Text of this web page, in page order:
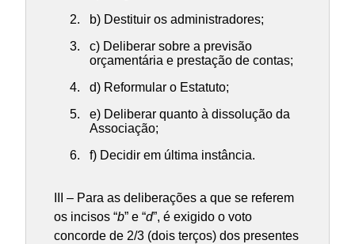
b) Destituir os administradores;
c) Deliberar sobre a previsão
orçamentária e prestação de contas;
d) Reformular o Estatuto;
e) Deliberar quanto à dissolução da
Associação;
f) Decidir em última instância.
III – Para as deliberações a que se referem
os incisos “b” e “d”, é exigido o voto
concorde de 2/3 (dois terços) dos presentes